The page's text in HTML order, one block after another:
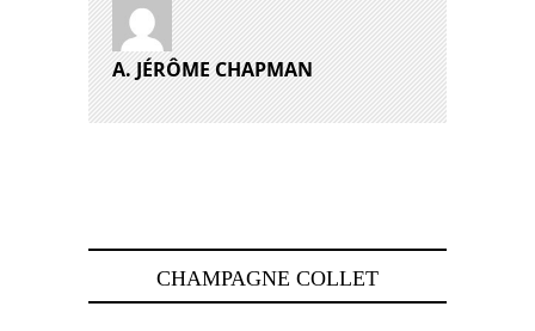
A. JÉRÔME CHAPMAN
CHAMPAGNE COLLET